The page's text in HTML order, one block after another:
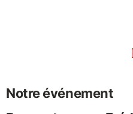
Notre événement